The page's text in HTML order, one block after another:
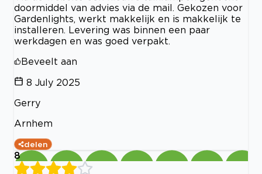
doormiddel van advies via de mail. Gekozen voor
Gardenlights, werkt makkelijk en is makkelijk te
installeren. Levering was binnen een paar
werkdagen en was goed verpakt.
Beveelt aan
8 July 2025
Gerry
Arnhem
delen
8